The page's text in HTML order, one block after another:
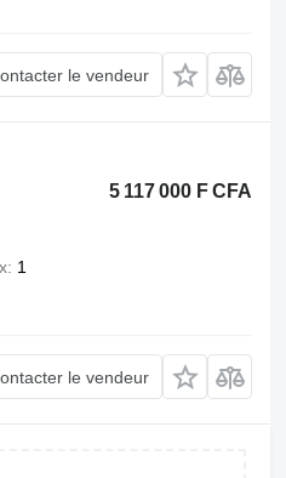
le vendeur
5 117 000 F CFA
1
le vendeur